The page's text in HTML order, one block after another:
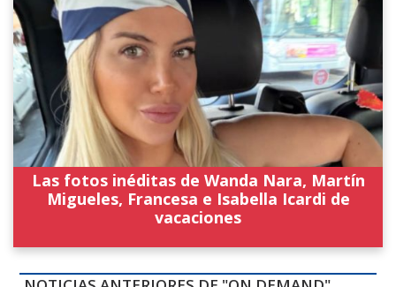
Las fotos inéditas de Wanda Nara, Martín
Migueles, Francesa e Isabella Icardi de
vacaciones